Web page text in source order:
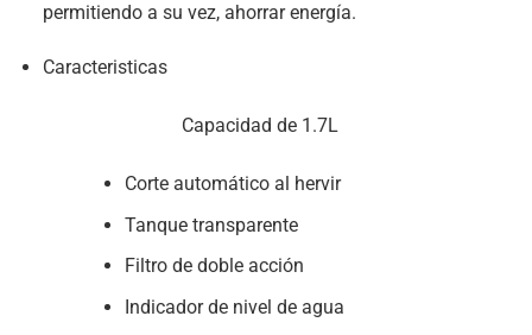
permitiendo a su vez, ahorrar energía.
Caracteristicas
Capacidad de 1.7L
Corte automático al hervir
Tanque transparente
Filtro de doble acción
Indicador de nivel de agua